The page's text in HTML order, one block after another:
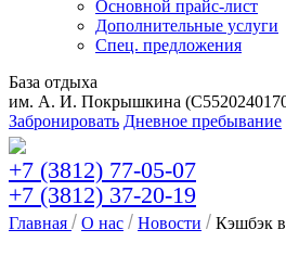
Основной прайс-лист
Дополнительные услуги
Спец. предложения
База отдыха
им. А. И. Покрышкина
Забронировать Дневное пребывание
+7 (3812) 77-05-07
+7 (3812) 37-20-19
Главная О нас Новости Кэшбэк